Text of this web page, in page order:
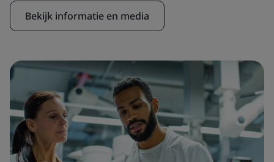
Bekijk informatie en media